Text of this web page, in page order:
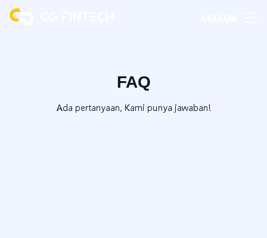
FAQ
Ada pertanyaan, Kami punya jawaban!